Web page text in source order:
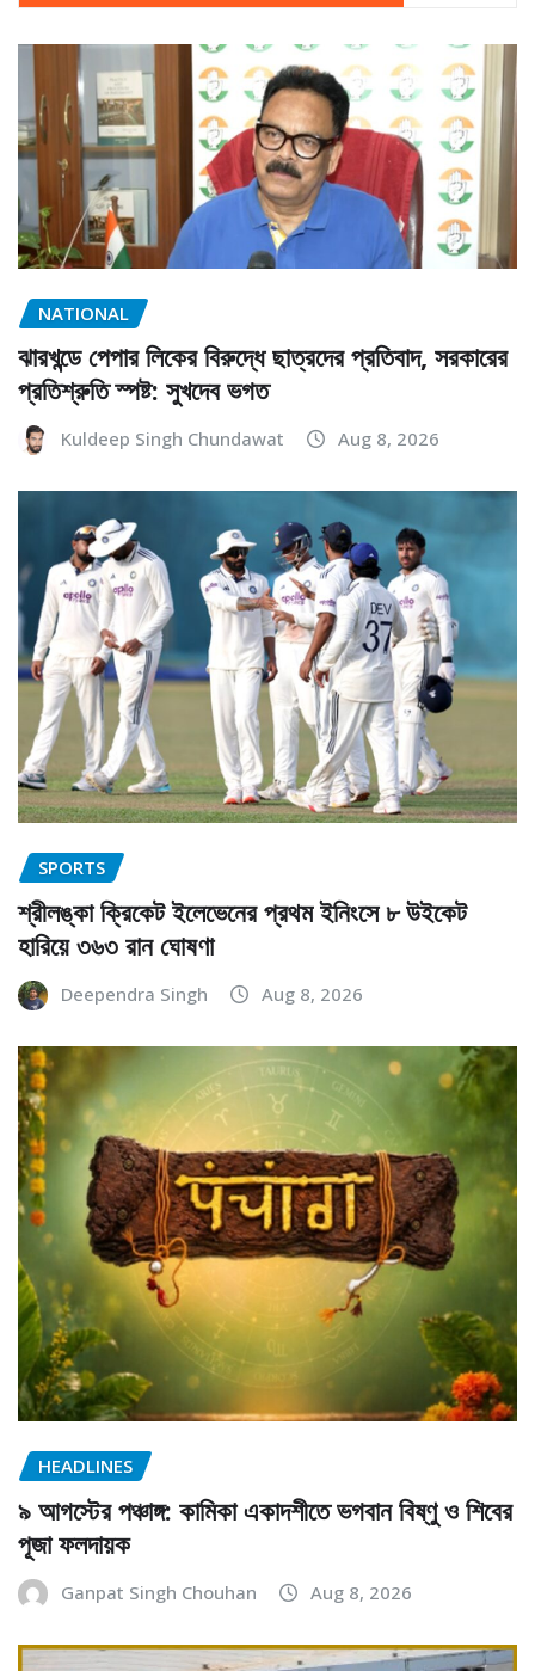
NATIONAL
ঝারখন্ডে পেপার লিকের বিরুদ্ধে ছাত্রদের প্রতিবাদ, সরকারের
প্রতিশ্রুতি স্পষ্ট: সুখদেব ভগত
Kuldeep Singh Chundawat Aug 8, 2026
SPORTS
শ্রীলঙ্কা ক্রিকেট ইলেভেনের প্রথম ইনিংসে ৮ উইকেট
হারিয়ে ৩৬৩ রান ঘোষণা
Deependra Singh Aug 8, 2026
HEADLINES
৯ আগস্টের পঞ্চাঙ্গ: কামিকা একাদশীতে ভগবান বিষ্ণু ও শিবের
পূজা ফলদায়ক
Ganpat Singh Chouhan Aug 8, 2026